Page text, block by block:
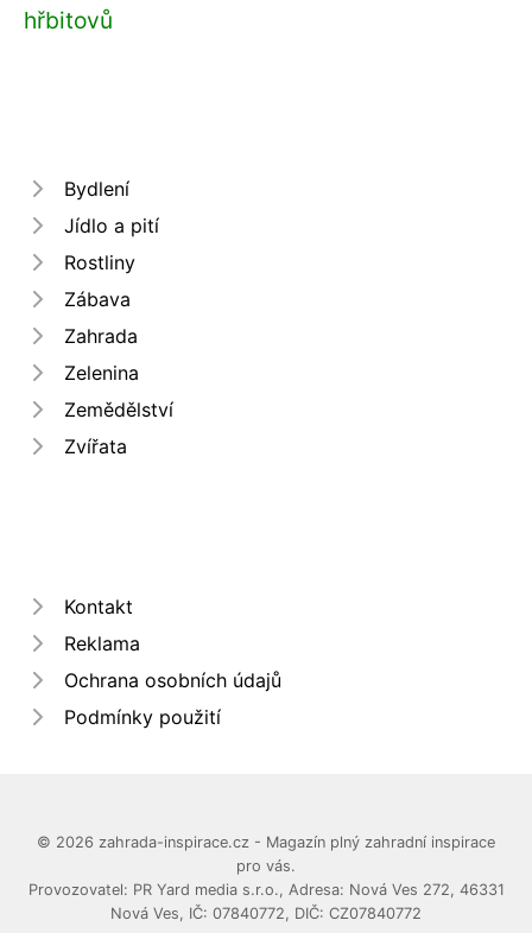
hřbitovů
Bydlení
Jídlo a pití
Rostliny
Zábava
Zahrada
Zelenina
Zemědělství
Zvířata
Kontakt
Reklama
Ochrana osobních údajů
Podmínky použití
© 2026 zahrada-inspirace.cz - Magazín plný zahradní inspirace
pro vás.
Provozovatel: PR Yard media s.r.o., Adresa: Nová Ves 272, 46331
Nová Ves, IČ: 07840772, DIČ: CZ07840772